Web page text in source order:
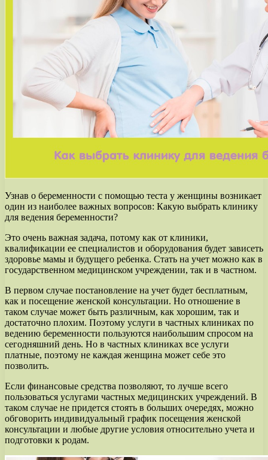
Узнав о беременности с помощью теста у женщины возникает
один из наиболее важных вопросов: Какую выбрать клинику
для ведения беременности?
Это очень важная задача, потому как от клиники,
квалификации ее специалистов и оборудования будет зависеть
здоровье мамы и будущего ребенка. Стать на учет можно как в
государственном медицинском учреждении, так и в частном.
В первом случае постановление на учет будет бесплатным,
как и посещение женской консультации. Но отношение в
таком случае может быть различным, как хорошим, так и
достаточно плохим. Поэтому услуги в частных клиниках по
ведению беременности пользуются наибольшим спросом на
сегодняшний день. Но в частных клиниках все услуги
платные, поэтому не каждая женщина может себе это
позволить.
Если финансовые средства позволяют, то лучше всего
пользоваться услугами частных медицинских учреждений. В
таком случае не придется стоять в больших очередях, можно
обговорить индивидуальный график посещения женской
консультации и любые другие условия относительно учета и
подготовки к родам.